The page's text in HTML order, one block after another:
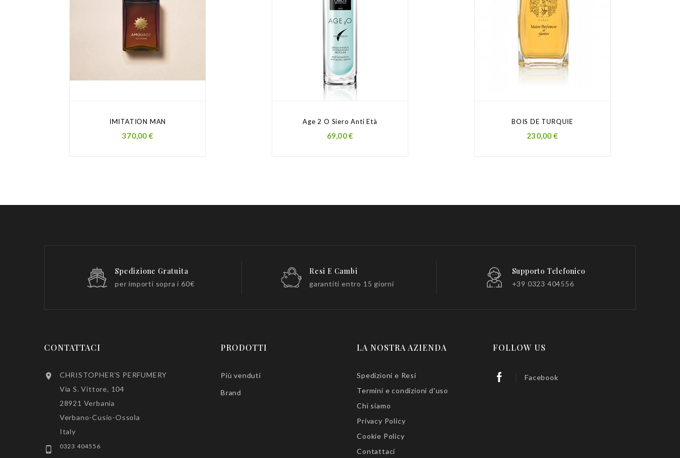
IMITATION MAN
Prezzo
370,00 €
Age 2 O Siero Anti Età
Prezzo
69,00 €
BOIS DE TURQUIE
Prezzo
230,00 €
Spedizione Gratuita
per importi sopra i 60€
Resi E Cambi
garantiti entro 15 giorni
Supporto Telefonico
+39 0323 404556
CONTATTACI

CHRISTOPHER'S PERFUMERY
Via S. Vittore, 104
28921 Verbania
Verbano-Cusio-Ossola
Italy
 0323 404556
PRODOTTI
Più venduti
Brand
LA NOSTRA AZIENDA
Spedizioni e Resi
Termini e condizioni d'uso
Chi siamo
Privacy Policy
Cookie Policy
Contattaci
FOLLOW US
Facebook